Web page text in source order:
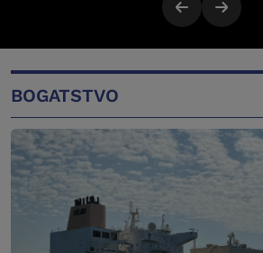
BOGATSTVO